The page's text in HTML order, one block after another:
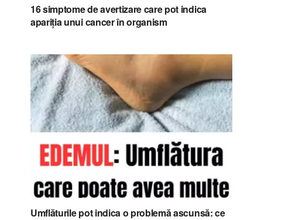
16 simptome de avertizare care pot indica
apariția unui cancer în organism
Umflăturile pot indica o problemă ascunsă: ce